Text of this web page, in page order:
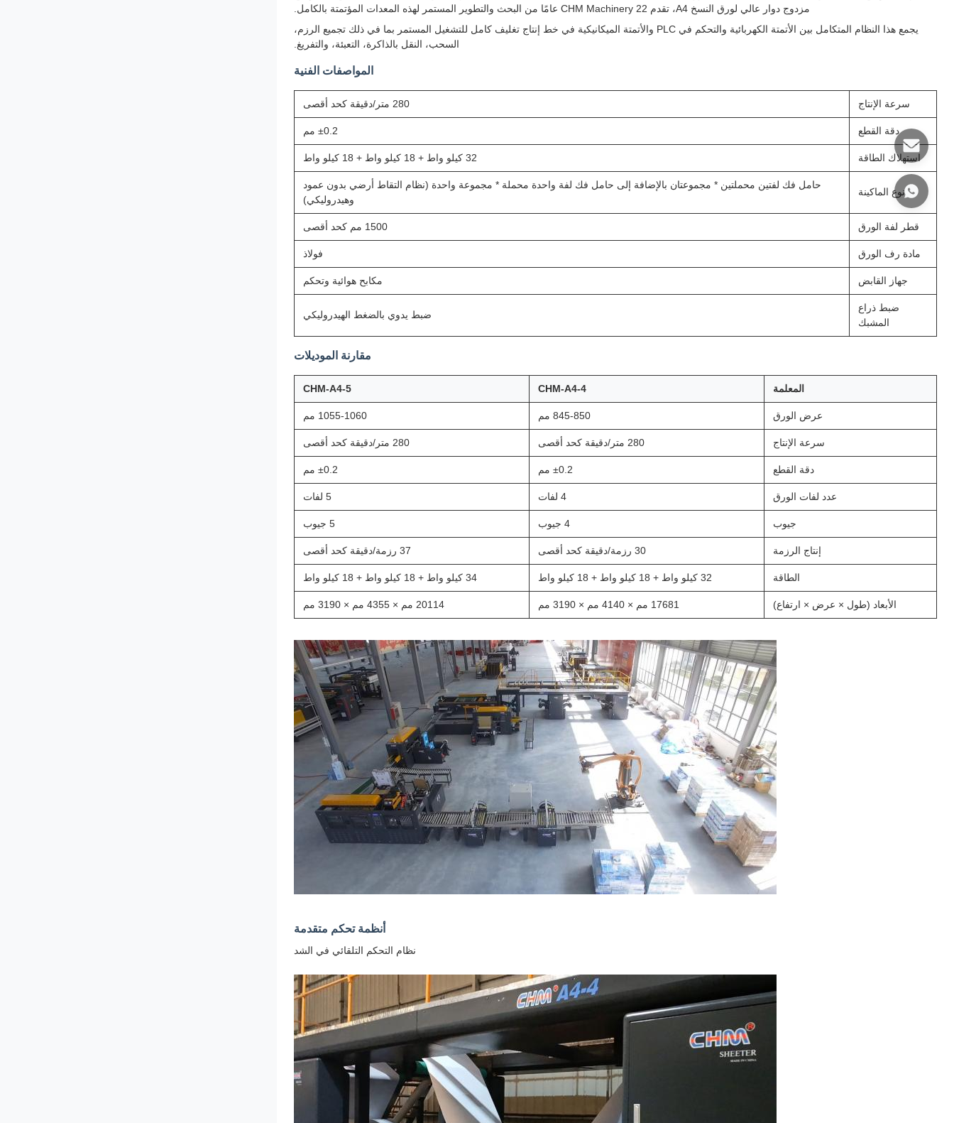
مزدوج دوار عالي لورق النسخ A4، تقدم CHM Machinery 22 عامًا من البحث والتطوير المستمر لهذه المعدات المؤتمتة بالكامل.
يجمع هذا النظام المتكامل بين الأتمتة الكهربائية والتحكم في PLC والأتمتة الميكانيكية في خط إنتاج تغليف كامل للتشغيل المستمر بما في ذلك تجميع الرزم،
السحب، النقل بالذاكرة، التعبئة، والتفريغ.
المواصفات الفنية
سرعة الإنتاج 280 متر/دقيقة كحد أقصى
دقة القطع ±0.2 مم
استهلاك الطاقة 32 كيلو واط + 18 كيلو واط + 18 كيلو واط
نوع الماكينة
حامل فك لفتين محملتين * مجموعتان بالإضافة إلى حامل فك لفة واحدة محملة * مجموعة واحدة (نظام التقاط أرضي بدون عمود
وهيدروليكي)
قطر لفة الورق 1500 مم كحد أقصى
مادة رف الورق فولاذ
جهاز القابض مكابح هوائية وتحكم
ضبط ذراع
المشبك
ضبط يدوي بالضغط الهيدروليكي
مقارنة الموديلات
المعلمة CHM-A4-4
CHM-A4-5
عرض الورق 845-850 مم 1055-1060 مم
سرعة الإنتاج 280 متر/دقيقة كحد أقصى 280 متر/دقيقة كحد أقصى
دقة القطع ±0.2 مم ±0.2 مم
عدد لفات الورق 4 لفات 5 لفات
جيوب 4 جيوب 5 جيوب
إنتاج الرزمة 30 رزمة/دقيقة كحد أقصى 37 رزمة/دقيقة كحد أقصى
الطاقة 32 كيلو واط + 18 كيلو واط + 18 كيلو واط 34 كيلو واط + 18 كيلو واط + 18 كيلو واط
الأبعاد (طول × عرض × ارتفاع) 17681 مم × 4140 مم × 3190 مم 20114 مم × 4355 مم × 3190 مم
أنظمة تحكم متقدمة
نظام التحكم التلقائي في الشد